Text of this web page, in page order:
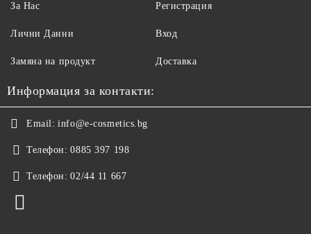
За Нас
Лични Данни
Замяна на продукт
Регистрация
Вход
Доставка
Информация за контакти:
Email: info@e-cosmetics.bg
Телефон: 0885 397 198
Телефон: 02/44 11 667